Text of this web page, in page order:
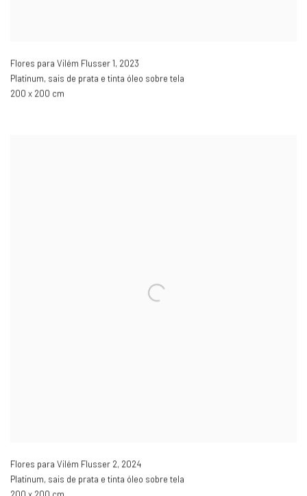
Flores para Vilém Flusser 1, 2023
Platinum, sais de prata e tinta óleo sobre tela
200 x 200 cm
Flores para Vilém Flusser 2, 2024
Platinum, sais de prata e tinta óleo sobre tela